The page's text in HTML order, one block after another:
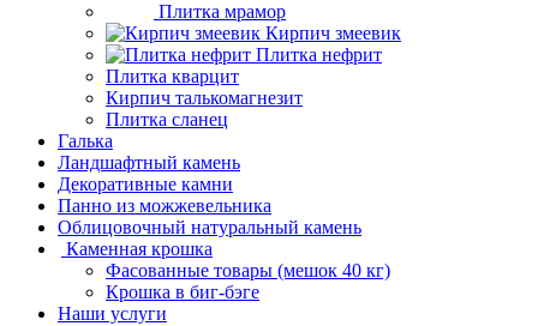
Плитка мрамор
Кирпич змеевик
Плитка нефрит
Плитка кварцит
Кирпич талькомагнезит
Плитка сланец
Галька
Ландшафтный камень
Декоративные камни
Панно из можжевельника
Облицовочный натуральный камень
Каменная крошка
Фасованные товары (мешок 40 кг)
Крошка в биг-бэге
Наши услуги